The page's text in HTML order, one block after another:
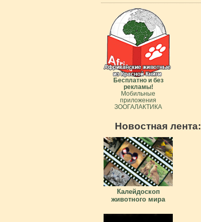
Бесплатно и без
рекламы!
Мобильные
приложения
ЗООГАЛАКТИКА
Новостная лента:
Калейдоскоп
животного мира